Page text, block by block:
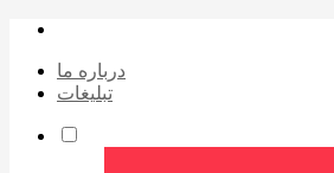
درباره ما
تبلیغات